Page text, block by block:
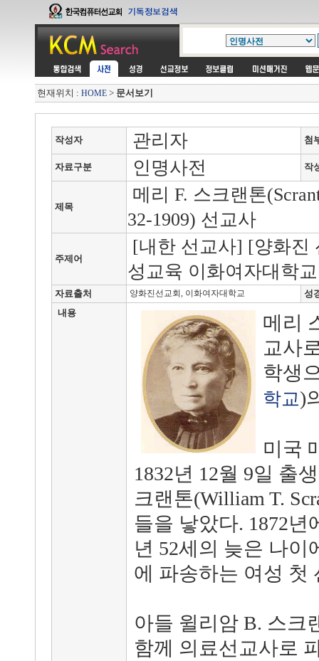
현재위치 : HOME > 문서보기
작성자 관리자 첨
자료구분 인명사전 작
제목
메리 F. 스크랜톤
32-1909) 선교사
주제어
[내한 선교사] [양화진
성교육 이화여자대학
자료출처 양화진선교회, 이화여자대학교
성
내용
메리
교사
학생
학교)
미국
1832년 12월 9일 출
크랜톤(William T.
들을 낳았다. 1872년
년 52세의 늦은 나이
에 파송하는 여성 첫
아들 윌리암 B. 스크
함께 의료선교사로